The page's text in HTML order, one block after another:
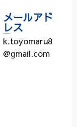
メールアド
レス
k.toyomaru8
@gmail.com